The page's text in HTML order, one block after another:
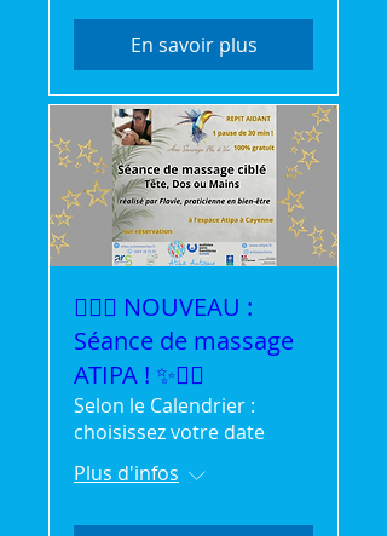
En savoir plus
💆‍♀️✨ NOUVEAU :
Séance de massage
ATIPA ! ✨💆‍♂️
Selon le Calendrier :
choisissez votre date
Plus d'infos